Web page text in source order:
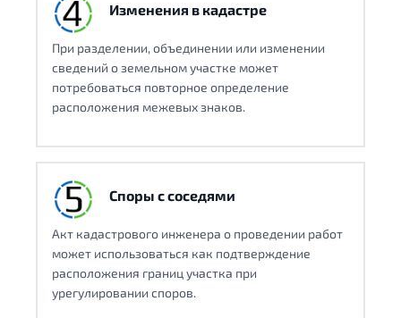
Изменения в кадастре
При разделении, объединении или изменении
сведений о земельном участке может
потребоваться повторное определение
расположения межевых знаков.
Споры с соседями
Акт кадастрового инженера о проведении работ
может использоваться как подтверждение
расположения границ участка при
урегулировании споров.